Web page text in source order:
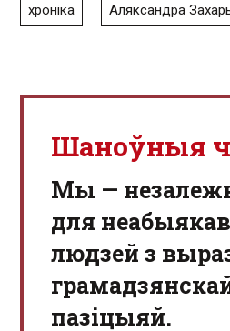
хроніка Аляксандра
Шаноўныя
Мы —
для
людзей з
пазіцыяй.